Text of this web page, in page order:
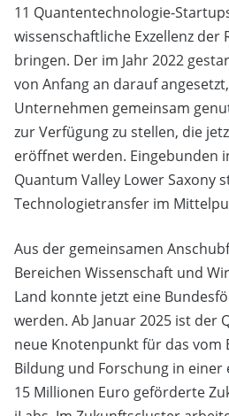
11 Quantentechnologie-
wissenschaftliche Exzellenz der
bringen. Der im Jahr 2022
von Anfang an darauf
Unternehmen gemeinsam
zur Verfügung zu stellen, die
eröffnet werden. Eingebunden
Quantum Valley Lower Saxony
Technologietransfer im
Aus der gemeinsamen
Bereichen Wissenschaft und
Land konnte jetzt eine
werden. Ab Januar 2025 ist der
neue Knotenpunkt für das
Bildung und Forschung in
15 Millionen Euro geförderte